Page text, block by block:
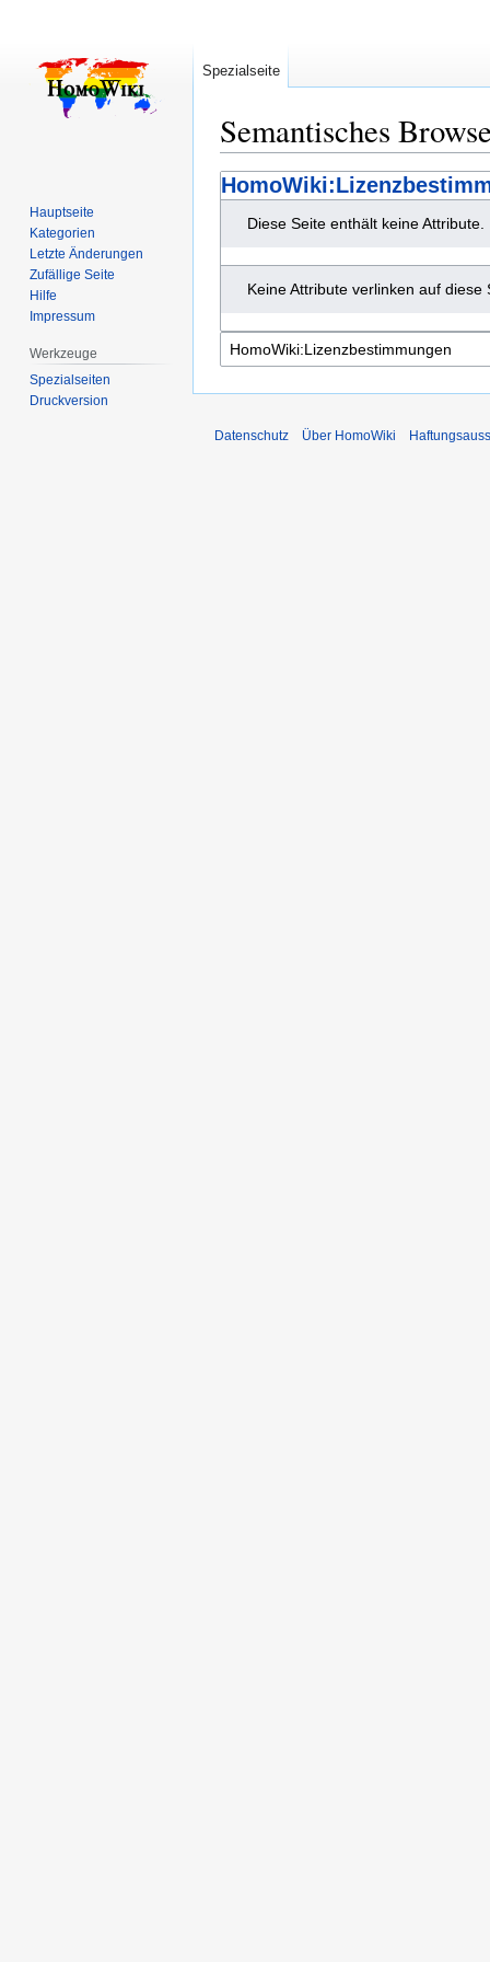
Semantisches
Zur
Navigation
springen
Zur
Suche
springen
Diese Seite enthält keine Attribute.
Keine Attribute verlinken auf diese
Spezialseite
Hauptseite
Kategorien
Letzte Änderungen
Zufällige Seite
Hilfe
Impressum
Werkzeuge
Spezialseiten
Druckversion
Datenschutz Über HomoWiki